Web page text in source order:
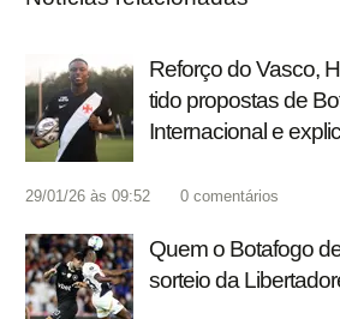
Reforço do Vasco,
tido propostas de
Internacional e
29/01/26 às 09:52 0 comentários
Quem o Botafogo
sorteio da